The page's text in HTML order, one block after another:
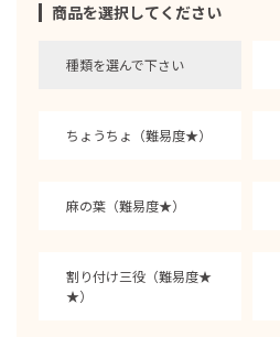
商品を選択してください
種類を選んで下さい
ちょうちょ（難易度★）
麻の葉（難易度★）
割り付け三役（難易度★
★）